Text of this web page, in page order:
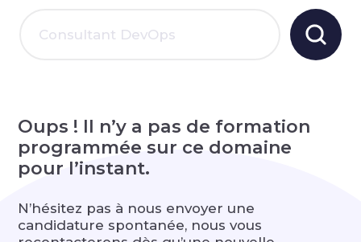
Oups ! Il n’y a pas de formation
programmée sur ce domaine
pour l’instant.
N’hésitez pas à nous envoyer une
candidature spontanée, nous vous